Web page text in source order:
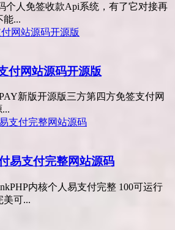
个人免签收款Api系统，有了它对接再
能...
付网站源码开源版
新版开源版三方第四方免签支付网
易支付完整网站源码
内核个人易支付完整 100可运行
美可...